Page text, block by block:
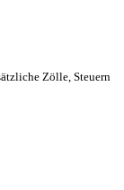
Zölle, Steuern